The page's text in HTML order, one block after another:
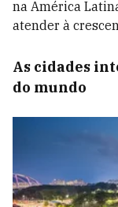
na América
atender à
As cidades
do mundo